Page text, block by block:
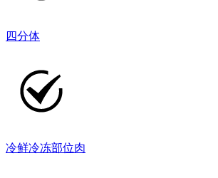
四分体
冷鲜冷冻部位肉